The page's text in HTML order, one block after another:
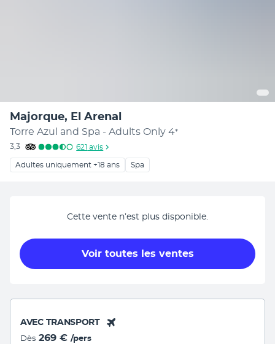
Majorque, El Arenal
Torre Azul and Spa - Adults Only 4*
3,3 621 avis
Adultes uniquement +18 ans Spa
Cette vente n’est plus disponible.
Voir toutes les ventes
AVEC TRANSPORT
Dès 269 € /pers